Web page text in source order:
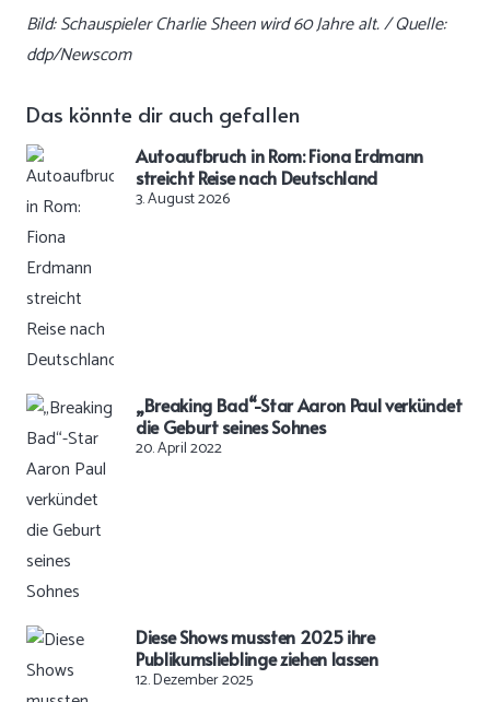
Bild: Schauspieler Charlie Sheen wird 60 Jahre alt. / Quelle:
ddp/Newscom
Das könnte dir auch gefallen
Autoaufbruch in Rom: Fiona Erdmann
streicht Reise nach Deutschland
3. August 2026
„Breaking Bad“-Star Aaron Paul verkündet
die Geburt seines Sohnes
20. April 2022
Diese Shows mussten 2025 ihre
Publikumslieblinge ziehen lassen
12. Dezember 2025